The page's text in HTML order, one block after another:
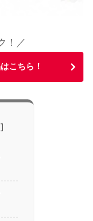
！／
こちら！